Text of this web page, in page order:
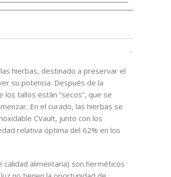
hierbas, destinado a preservar el
su potencia. Después de la
los tallos están “secos”, que se
En el curado, las hierbas se
CVault, junto con los
relativa óptima del 62% en los
calidad alimentaria) son herméticos